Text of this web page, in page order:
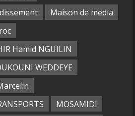
Maison de media
Hamid NGUILIN
WEDDEYE
MOSAMIDI